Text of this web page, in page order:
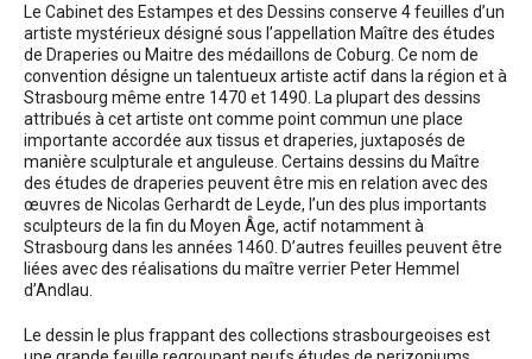
Le Cabinet des Estampes et des Dessins conserve 4 feuilles d’un
artiste mystérieux désigné sous l’appellation Maître des études
de Draperies ou Maitre des médaillons de Coburg. Ce nom de
convention désigne un talentueux artiste actif dans la région et à
Strasbourg même entre 1470 et 1490. La plupart des dessins
attribués à cet artiste ont comme point commun une place
importante accordée aux tissus et draperies, juxtaposés de
manière sculpturale et anguleuse. Certains dessins du Maître
des études de draperies peuvent être mis en relation avec des
œuvres de Nicolas Gerhardt de Leyde, l’un des plus importants
sculpteurs de la fin du Moyen Âge, actif notamment à
Strasbourg dans les années 1460. D’autres feuilles peuvent être
liées avec des réalisations du maître verrier Peter Hemmel
d’Andlau.
Le dessin le plus frappant des collections strasbourgeoises est